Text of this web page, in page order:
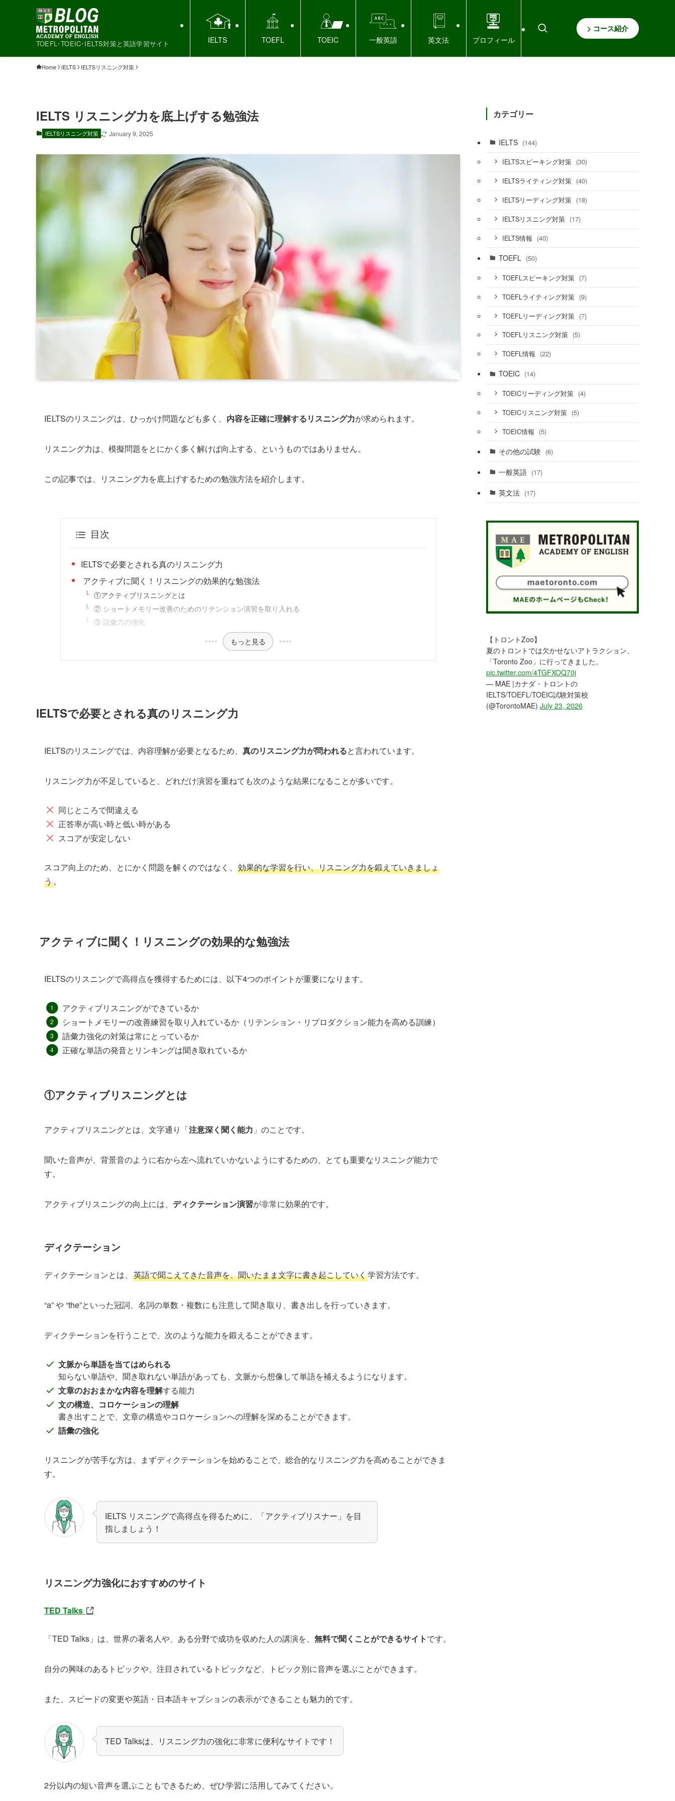
TOEFL･TOEIC･IELTS対策と英語学習サイト IELTS TOEFL TOEIC 一般英語 英文法 プロフィール
> コース紹介
Home IELTS IELTSリスニング対策
IELTS リスニング力を底上げする勉強法
IELTSリスニング対策 January 9, 2025
IELTSのリスニングは、ひっかけ問題なども多く、 内容を正確に理解するリスニング力が求められます。
リスニング力は、模擬問題をとにかく多く解けば向上する、というものではありません。
この記事では、リスニング力を底上げするための勉強方法を紹介します。
目次
IELTSで必要とされる真のリスニング力
アクティブに聞く！リスニングの効果的な勉強法
①アクティブリスニングとは
② ショートメモリー改善のためのリテンション演習を取り入れる
③ 語彙力の強化
もっと見る
IELTSで必要とされる真のリスニング力
IELTSのリスニングでは、内容理解が必要となるため、 真のリスニング力が問われると言われています。
リスニング力が不足していると、どれだけ演習を重ねても次のような結果になることが多いです。
同じところで間違える
正答率が高い時と低い時がある
スコアが安定しない
スコア向上のため、とにかく問題を解くのではなく、 効果的な学習を行い、リスニング力を鍛えていきましょ
う。
アクティブに聞く！リスニングの効果的な勉強法
IELTSのリスニングで高得点を獲得するためには、以下4つのポイントが重要になります。
アクティブリスニングができているか
ショートメモリーの改善練習を取り入れているか（リテンション・リプロダクション能力を高める訓練）
語彙力強化の対策は常にとっているか
正確な単語の発音とリンキングは聞き取れているか
①アクティブリスニングとは
アクティブリスニングとは、文字通り「注意深く聞く能力 」のことです。
聞いた音声が、背景音のように右から左へ流れていかないようにするための、とても重要なリスニング能力で
す。
アクティブリスニングの向上には、 ディクテーション演習が非常に効果的です。
ディクテーション
ディクテーションとは、 英語で聞こえてきた音声を、聞いたまま文字に書き起こしていく学習方法です。
“a” や “the”といった冠詞、名詞の単数・複数にも注意して聞き取り、書き出しを行っていきます。
ディクテーションを行うことで、次のような能力を鍛えることができます。
文脈から単語を当てはめられる
知らない単語や、聞き取れない単語があっても、文脈から想像して単語を補えるようになります。
文章のおおまかな内容を理解する能力
文の構造、コロケーションの理解
書き出すことで、文章の構造やコロケーションへの理解を深めることができます。
語彙の強化
リスニングが苦手な方は、まずディクテーションを始めることで、総合的なリスニング力を高めることができま
す。
IELTS リスニングで高得点を得るために、「アクティブリスナー」を目
指しましょう！
リスニング力強化におすすめのサイト
TED Talks
「TED Talks」は、世界の著名人や、ある分野で成功を収めた人の講演を、 無料で聞くことができるサイトです。
自分の興味のあるトピックや、注目されているトピックなど、トピック別に音声を選ぶことができます。
また、スピードの変更や英語・日本語キャプションの表示ができることも魅力的です。
TED Talksは、リスニング力の強化に非常に便利なサイトです！
2分以内の短い音声を選ぶこともできるため、ぜひ学習に活用してみてください。
カテゴリー
IELTS (144)
IELTSスピーキング対策 (30)
IELTSライティング対策 (40)
IELTSリーディング対策 (18)
IELTSリスニング対策 (17)
IELTS情報 (40)
TOEFL (50)
TOEFLスピーキング対策 (7)
TOEFLライティング対策 (9)
TOEFLリーディング対策 (7)
TOEFLリスニング対策 (5)
TOEFL情報 (22)
TOEIC (14)
TOEICリーディング対策 (4)
TOEICリスニング対策 (5)
TOEIC情報 (5)
その他の試験 (6)
一般英語 (17)
英文法 (17)
【トロントZoo】
夏のトロントでは欠かせないアトラクション、
「Toronto Zoo」に行ってきました。
pic.twitter.com/4TGFXOQ70j
— MAE |カナダ・トロントの
IELTS/TOEFL/TOEIC試験対策校
(@TorontoMAE) July 23, 2026